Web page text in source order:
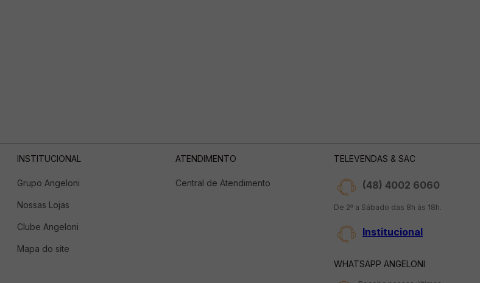
INSTITUCIONAL
Grupo Angeloni
Nossas Lojas
Clube Angeloni
Mapa do site
ATENDIMENTO
Central de Atendimento
TELEVENDAS & SAC
(48) 4002 6060
De 2ª a Sábado das 8h às 18h.
Institucional
WHATSAPP ANGELONI